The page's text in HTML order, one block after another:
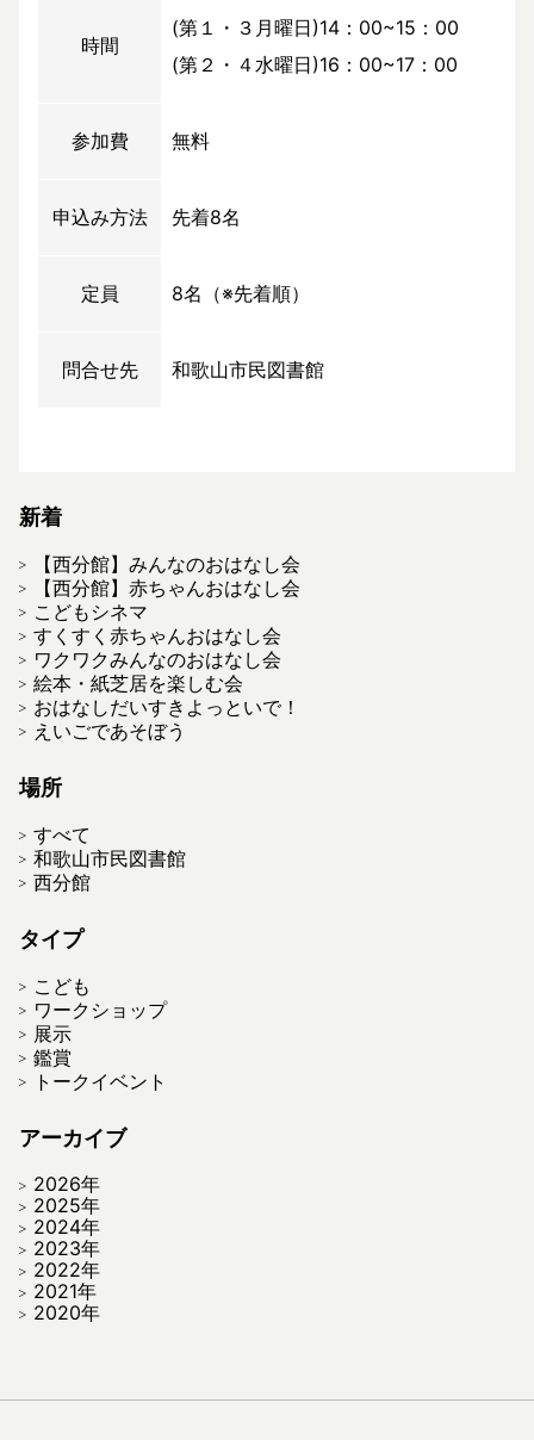
時間
(第１・３月曜日)14：00~15：00
(第２・４水曜日)16：00~17：00
参加費 無料
申込み方法 先着8名
定員 8名（※先着順）
問合せ先 和歌山市民図書館
新着
【西分館】みんなのおはなし会
【西分館】赤ちゃんおはなし会
こどもシネマ
すくすく赤ちゃんおはなし会
ワクワクみんなのおはなし会
絵本・紙芝居を楽しむ会
おはなしだいすきよっといで！
えいごであそぼう
場所
すべて
和歌山市民図書館
西分館
タイプ
こども
ワークショップ
展示
鑑賞
トークイベント
アーカイブ
2026年
2025年
2024年
2023年
2022年
2021年
2020年